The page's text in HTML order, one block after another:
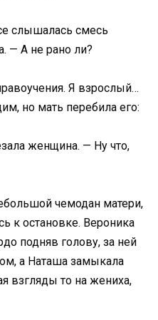
слышалась смесь
— А не рано ли?
Я взрослый…
но мать перебила его:
женщина. — Ну что,
чемодан матери,
к остановке. Вероника
подняв голову, за ней
а Наташа замыкала
взгляды то на жениха,